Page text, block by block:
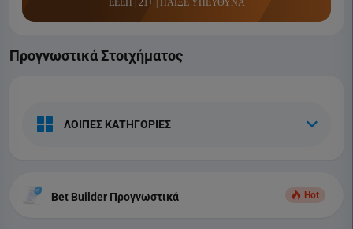
ΕΕΕΠ | 21+ | ΠΑΙΞΕ ΥΠΕΥΘΥΝΑ
Προγνωστικά Στοιχήματος
ΛΟΙΠΕΣ ΚΑΤΗΓΟΡΙΕΣ
Bet Builder Προγνωστικά Hot